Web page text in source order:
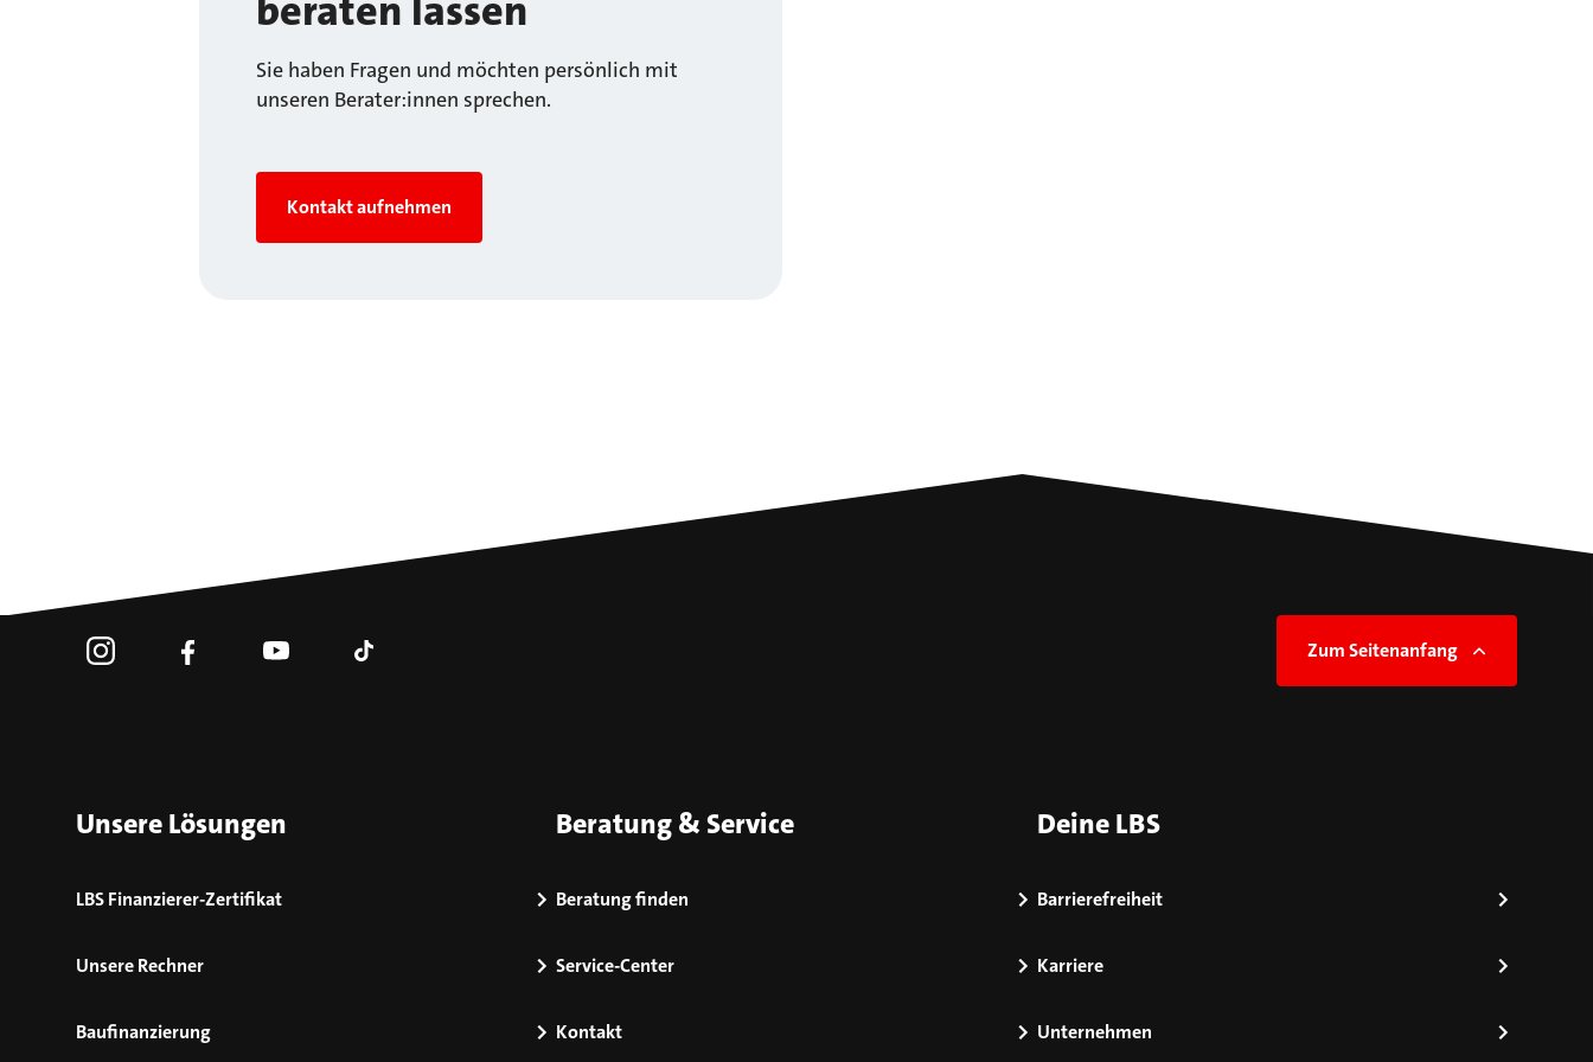
Sie haben Fragen und möchten persönlich mit
unseren Berater:innen sprechen.
Kontakt aufnehmen
Zum Seitenanfang
Unsere Lösungen
LBS Finanzierer-Zertifikat
Unsere Rechner
Baufinanzierung
Beratung & Service
Beratung finden
Service-Center
Kontakt
Deine LBS
Barrierefreiheit
Karriere
Unternehmen